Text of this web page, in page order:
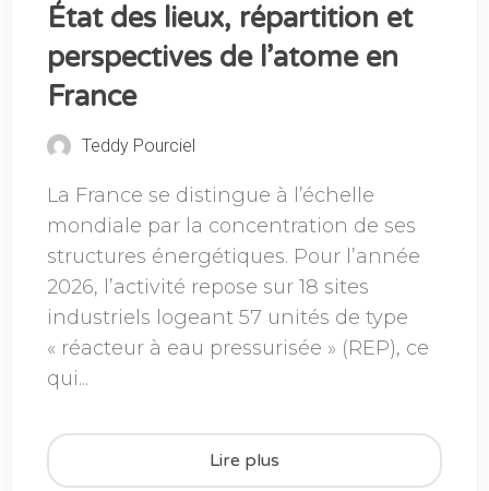
État des lieux, répartition et
perspectives de l’atome en
France
Teddy Pourciel
La France se distingue à l’échelle
mondiale par la concentration de ses
structures énergétiques. Pour l’année
2026, l’activité repose sur 18 sites
industriels logeant 57 unités de type
« réacteur à eau pressurisée » (REP), ce
qui...
Lire plus